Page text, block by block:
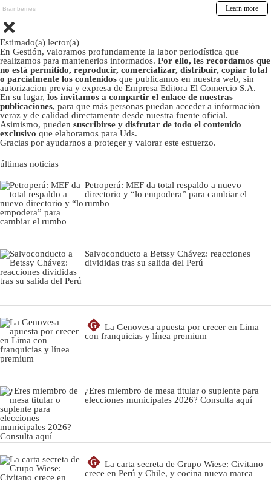
Estimado(a) lector(a)
En Gestión, valoramos profundamente la labor periodística que
realizamos para mantenerlos informados. Por ello, les recordamos que
no está permitido, reproducir, comercializar, distribuir, copiar total
o parcialmente los contenidos que publicamos en nuestra web, sin
autorizacion previa y expresa de Empresa Editora El Comercio S.A.
En su lugar, los invitamos a compartir el enlace de nuestras
publicaciones, para que más personas puedan acceder a información
veraz y de calidad directamente desde nuestra fuente oficial.
Asimismo, pueden suscribirse y disfrutar de todo el contenido
exclusivo que elaboramos para Uds.
Gracias por ayudarnos a proteger y valorar este esfuerzo.
últimas noticias
Petroperú: MEF da total respaldo a nuevo
directorio y “lo empodera” para cambiar el
rumbo
Salvoconducto a Betssy Chávez: reacciones
divididas tras su salida del Perú
G
La Genovesa apuesta por crecer en Lima
con franquicias y línea premium
¿Eres miembro de mesa titular o suplente para
elecciones municipales 2026? Consulta aquí
G
La carta secreta de Grupo Wiese: Civitano
crece en Perú y Chile, y cocina nueva marca